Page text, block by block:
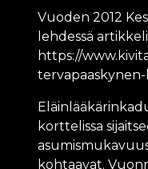
Vuoden 2012
lehdessä artikkeli
https://
korttelissa
kohtaavat.